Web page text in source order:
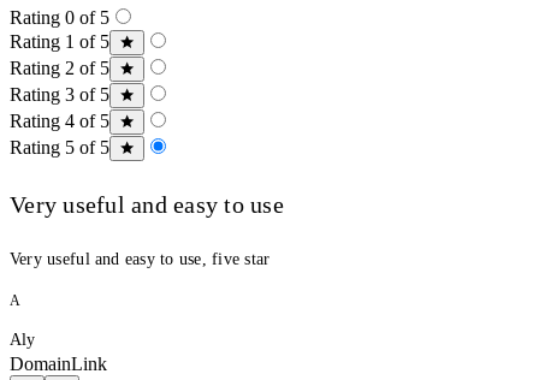
Rating 0 of 5
Rating 1 of 5
Rating 2 of 5
Rating 3 of 5
Rating 4 of 5
Rating 5 of 5
Very useful and easy to use
Very useful and easy to use, five star
A
Aly
DomainLink